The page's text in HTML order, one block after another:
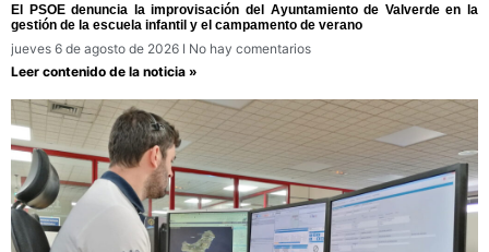
El PSOE denuncia la improvisación del Ayuntamiento de Valverde en la
gestión de la escuela infantil y el campamento de verano
jueves 6 de agosto de 2026
No hay comentarios
Leer contenido de la noticia »